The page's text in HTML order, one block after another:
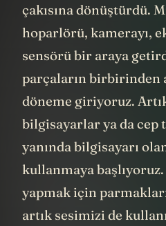
çakısına dönüştürdü.
hoparlörü, kamerayı,
sensörü bir araya
parçaların birbirinden
döneme giriyoruz.
bilgisayarlar ya da cep
yanında bilgisayarı
kullanmaya
yapmak için
artık sesimizi de